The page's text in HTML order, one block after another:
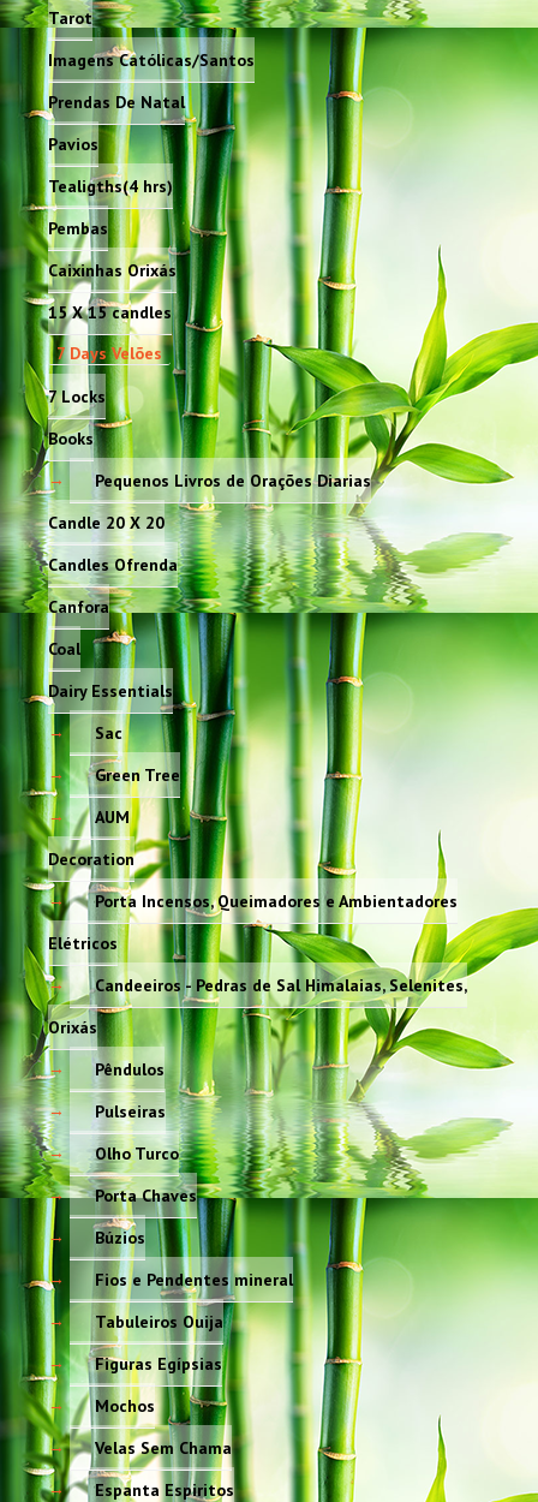
Tarot
Imagens Católicas/Santos
Prendas De Natal
Pavios
Tealigths(4 hrs)
Pembas
Caixinhas Orixás
15 X 15 candles
7 Days Velões
7 Locks
Books
Pequenos Livros de Orações Diarias
Candle 20 X 20
Candles Ofrenda
Canfora
Coal
Dairy Essentials
Sac
Green Tree
AUM
Decoration
Porta Incensos, Queimadores e Ambientadores
Elétricos
Candeeiros - Pedras de Sal Himalaias, Selenites,
Orixás
Pêndulos
Pulseiras
Olho Turco
Porta Chaves
Búzios
Fios e Pendentes mineral
Tabuleiros Ouija
Figuras Egípsias
Mochos
Velas Sem Chama
Espanta Espiritos